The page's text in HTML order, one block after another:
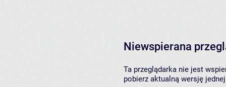
Niewspierana
Ta przeglądarka nie jest
pobierz aktualną wersję